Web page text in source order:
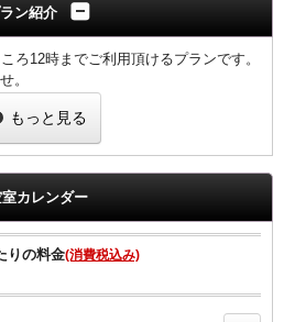
ン紹介
ろ12時までご利用頂けるプランです。
。
接続/無料）
設置
もっと見る
室カレンダー
りの料金(消費税込み)